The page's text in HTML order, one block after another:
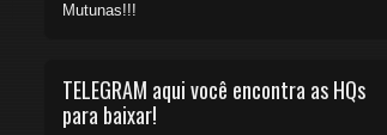
Mutunas!!!
TELEGRAM aqui você encontra as HQs
para baixar!